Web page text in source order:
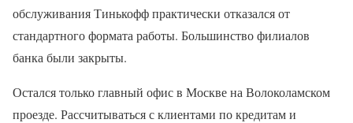
обслуживания Тинькофф практически отказался от
стандартного формата работы. Большинство филиалов
банка были закрыты.
Остался только главный офис в Москве на Волоколамском
проезде. Рассчитываться с клиентами по кредитам и